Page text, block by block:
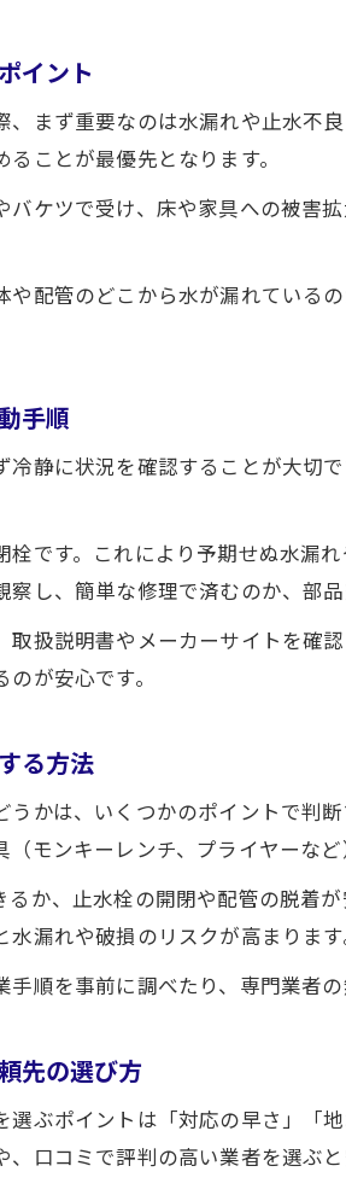
水栓交換作業で
水栓修理と交換
水栓交換が必要
水栓選びで失敗
信頼できる依頼先選び
水栓修理業者の
水栓交換で重視
水栓業者選びで
暮らし快適に導く水栓
水栓交換でキッ
水栓交換時に知
水栓で暮らしを
イント
、まず重要なのは水漏れや止水不
ことが最優先となります。
バケツで受け、床や家具への被害
配管のどこから水が漏れている
手順
冷静に状況を確認することが大切
です。これにより予期せぬ水漏
し、簡単な修理で済むのか、部
扱説明書やメーカーサイトを確
が安心です。
る方法
うかは、いくつかのポイントで判
モンキーレンチ、プライヤーな
るか、止水栓の開閉や配管の脱着
漏れや破損のリスクが高まります
順を事前に調べたり、専門業者
先の選び方
ぶポイントは「対応の早さ」「
口コミで評判の高い業者を選ぶと
お問い合
お問い合